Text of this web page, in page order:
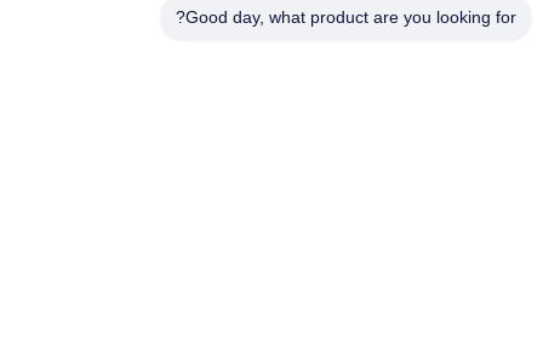
Good day, what product are you looking for?